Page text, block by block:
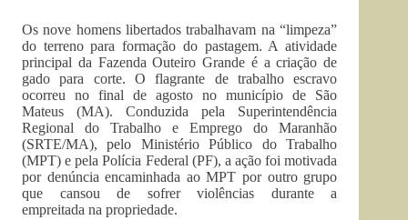
Os nove homens libertados trabalhavam na “limpeza”
do terreno para formação do pastagem. A atividade
principal da Fazenda Outeiro Grande é a criação de
gado para corte. O flagrante de trabalho escravo
ocorreu no final de agosto no município de São
Mateus (MA). Conduzida pela Superintendência
Regional do Trabalho e Emprego do Maranhão
(SRTE/MA), pelo Ministério Público do Trabalho
(MPT) e pela Polícia Federal (PF), a ação foi motivada
por denúncia encaminhada ao MPT por outro grupo
que cansou de sofrer violências durante a
empreitada na propriedade.